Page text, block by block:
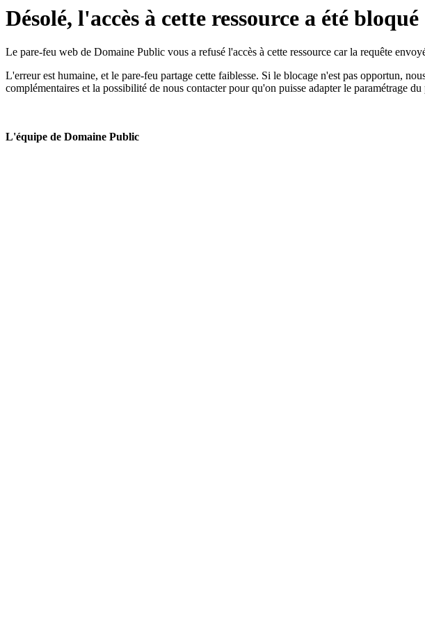
Désolé, l'accès à cette ressource a été bloqué
Le pare-feu web de Domaine Public vous a refusé l'accès à cette ressource car la requête
L'erreur est humaine, et le pare-feu partage cette faiblesse. Si le blocage n'est pas opportun,
complémentaires et la possibilité de nous contacter pour qu'on puisse adapter le paramétrage du
L'équipe de Domaine Public